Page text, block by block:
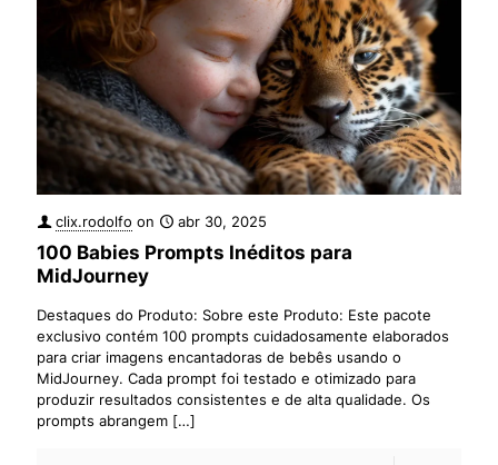
clix.rodolfo on abr 30, 2025
100 Babies Prompts Inéditos para
MidJourney
Destaques do Produto: Sobre este Produto: Este pacote
exclusivo contém 100 prompts cuidadosamente elaborados
para criar imagens encantadoras de bebês usando o
MidJourney. Cada prompt foi testado e otimizado para
produzir resultados consistentes e de alta qualidade. Os
prompts abrangem […]